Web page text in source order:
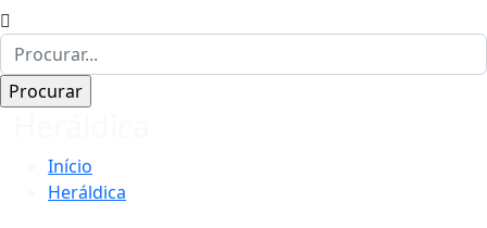
Início
Heráldica